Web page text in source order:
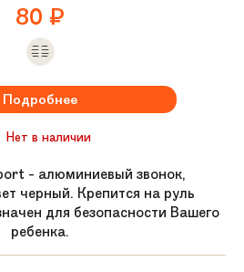
16" alloy kids
80 ₽
Подробнее
Нет в наличии
- алюминиевый звонок,
черный. Крепится на руль
для безопасности Вашего
ребенка.